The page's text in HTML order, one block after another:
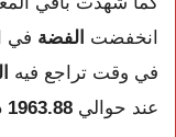
انخفضت الفضة في
في وقت تراجع فيه
عند حوالي 1963.88 دولاراً